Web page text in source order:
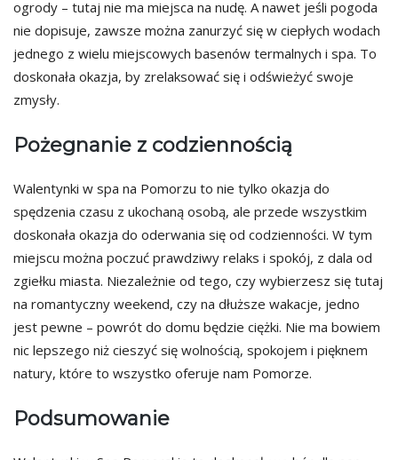
ogrody – tutaj nie ma miejsca na nudę. A nawet jeśli pogoda
nie dopisuje, zawsze można zanurzyć się w ciepłych wodach
jednego z wielu miejscowych basenów termalnych i spa. To
doskonała okazja, by zrelaksować się i odświeżyć swoje
zmysły.
Pożegnanie z codziennością
Walentynki w spa na Pomorzu to nie tylko okazja do
spędzenia czasu z ukochaną osobą, ale przede wszystkim
doskonała okazja do oderwania się od codzienności. W tym
miejscu można poczuć prawdziwy relaks i spokój, z dala od
zgiełku miasta. Niezależnie od tego, czy wybierzesz się tutaj
na romantyczny weekend, czy na dłuższe wakacje, jedno
jest pewne – powrót do domu będzie ciężki. Nie ma bowiem
nic lepszego niż cieszyć się wolnością, spokojem i pięknem
natury, które to wszystko oferuje nam Pomorze.
Podsumowanie